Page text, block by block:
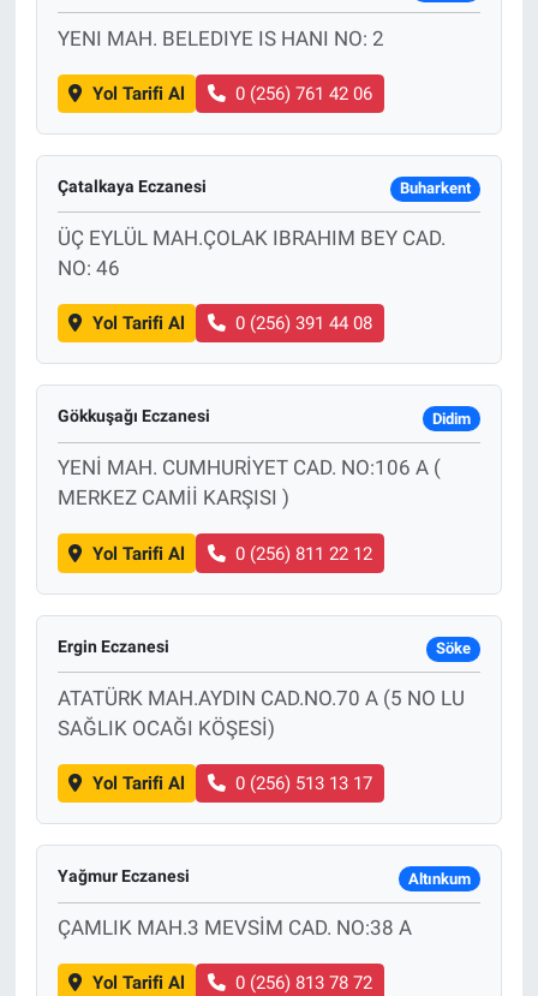
YENI MAH. BELEDIYE IS HANI NO: 2
Yol Tarifi Al 0 (256) 761 42 06
Çatalkaya Eczanesi Buharkent
ÜÇ EYLÜL MAH.ÇOLAK IBRAHIM BEY CAD.
NO: 46
Yol Tarifi Al 0 (256) 391 44 08
Gökkuşağı Eczanesi Didim
YENİ MAH. CUMHURİYET CAD. NO:106 A (
MERKEZ CAMİİ KARŞISI )
Yol Tarifi Al 0 (256) 811 22 12
Ergin Eczanesi Söke
ATATÜRK MAH.AYDIN CAD.NO.70 A (5 NO LU
SAĞLIK OCAĞI KÖŞESİ)
Yol Tarifi Al 0 (256) 513 13 17
Yağmur Eczanesi Altınkum
ÇAMLIK MAH.3 MEVSİM CAD. NO:38 A
Yol Tarifi Al 0 (256) 813 78 72